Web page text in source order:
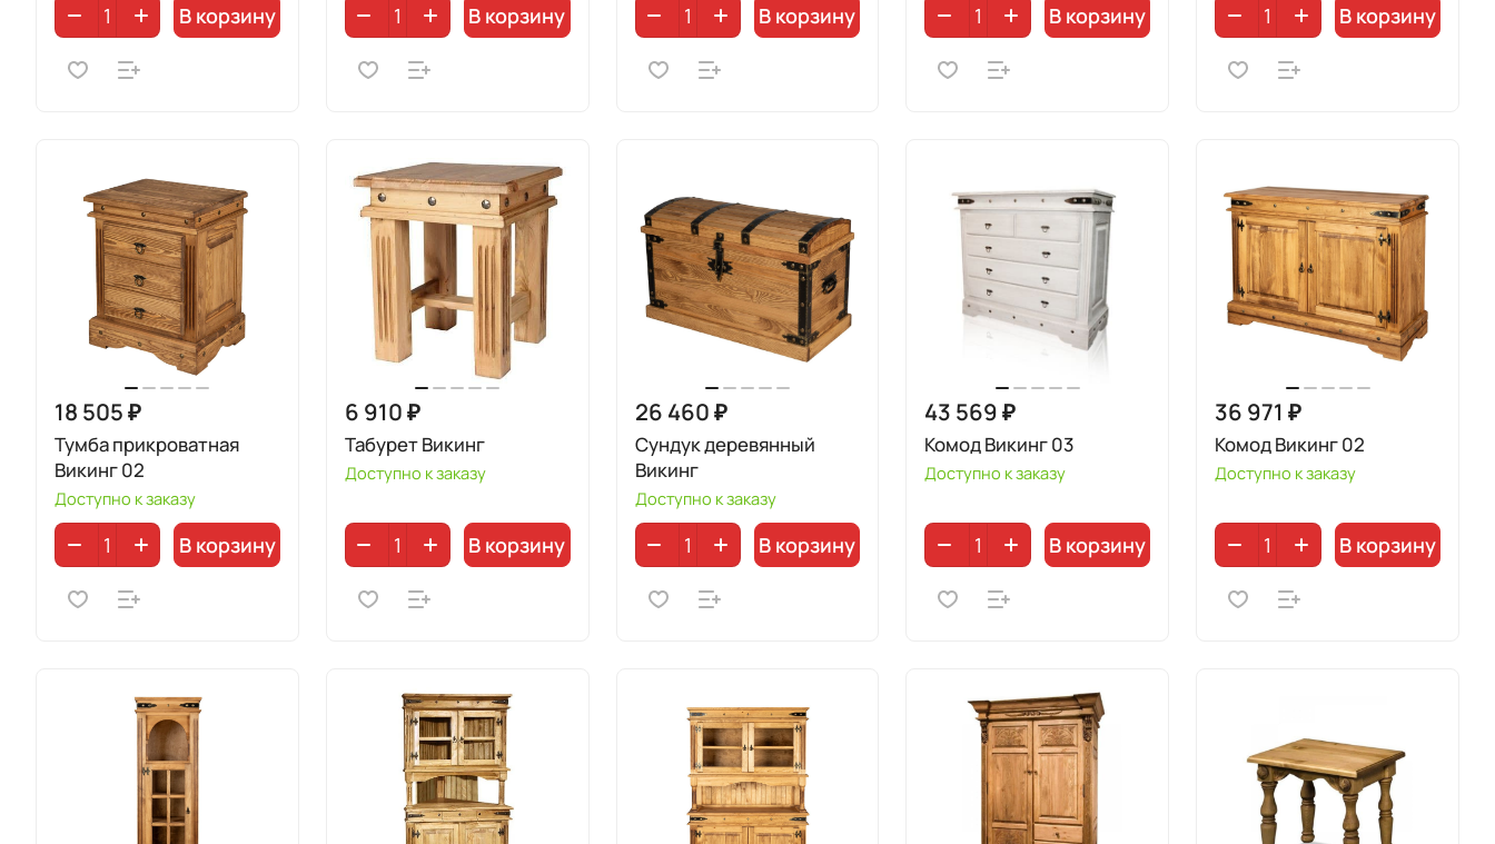
В корзину В корзину В корзину В корзину В корзину
18 505 ₽
Тумба прикроватная
Викинг 02
Доступно к заказу
В корзину
6 910 ₽
Табурет Викинг
Доступно к заказу
В корзину
26 460 ₽
Сундук деревянный
Викинг
Доступно к заказу
В корзину
43 569 ₽
Комод Викинг 03
Доступно к заказу
В корзину
36 971 ₽
Комод Викинг 02
Доступно к заказу
В корзину